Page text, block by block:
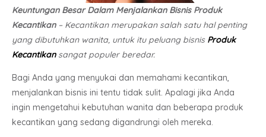
Keuntungan Besar Dalam Menjalankan Bisnis Produk
Kecantikan– Kecantikan merupakan salah satu hal penting
yang dibutuhkan wanita, untuk itu peluang bisnis Produk
Kecantikansangat populer beredar.
Bagi Anda yang menyukai dan memahami kecantikan,
menjalankan bisnis ini tentu tidak sulit. Apalagi jika Anda
ingin mengetahui kebutuhan wanita dan beberapa produk
kecantikan yang sedang digandrungi oleh mereka.